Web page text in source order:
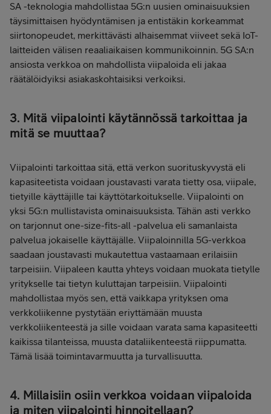
SA -teknologia mahdollistaa 5G:n uusien ominaisuuksien
täysimittaisen hyödyntämisen ja entistäkin korkeammat
siirtonopeudet, merkittävästi alhaisemmat viiveet sekä IoT-
laitteiden välisen reaaliaikaisen kommunikoinnin. 5G SA:n
ansiosta verkkoa on mahdollista viipaloida eli jakaa
räätälöidyiksi asiakaskohtaisiksi verkoiksi.
3. Mitä viipalointi käytännössä tarkoittaa ja
mitä se muuttaa?
Viipalointi tarkoittaa sitä, että verkon suorituskyvystä eli
kapasiteetista voidaan joustavasti varata tietty osa, viipale,
tietyille käyttäjille tai käyttötarkoitukselle. Viipalointi on
yksi 5G:n mullistavista ominaisuuksista. Tähän asti verkko
on tarjonnut one-size-fits-all -palvelua eli samanlaista
palvelua jokaiselle käyttäjälle. Viipaloinnilla 5G-verkkoa
saadaan joustavasti mukautettua vastaamaan erilaisiin
tarpeisiin. Viipaleen kautta yhteys voidaan muokata tietylle
yritykselle tai tietyn kuluttajan tarpeisiin. Viipalointi
mahdollistaa myös sen, että vaikkapa yrityksen oma
verkkoliikenne pystytään eriyttämään muusta
verkkoliikenteestä ja sille voidaan varata sama kapasiteetti
kaikissa tilanteissa, muusta dataliikenteestä riippumatta.
Tämä lisää toimintavarmuutta ja turvallisuutta.
4. Millaisiin osiin verkkoa voidaan viipaloida
ja miten viipalointi hinnoitellaan?